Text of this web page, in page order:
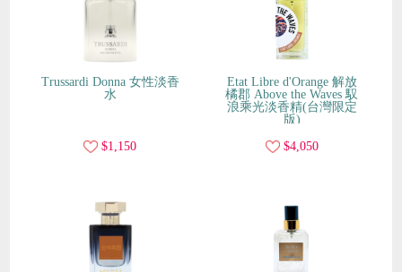
Trussardi Donna 女性淡香
水
$1,150
Etat Libre d'Orange 解放
橘郡 Above the Waves 馭
浪乘光淡香精(台灣限定
版)
$4,050